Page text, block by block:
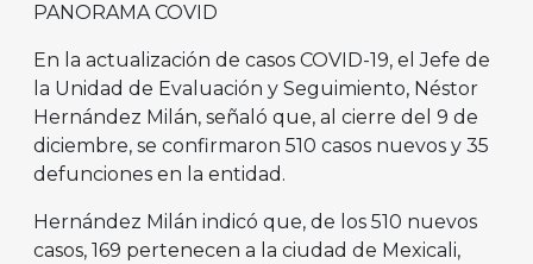
PANORAMA COVID
En la actualización de casos COVID-19, el Jefe de
la Unidad de Evaluación y Seguimiento, Néstor
Hernández Milán, señaló que, al cierre del 9 de
diciembre, se confirmaron 510 casos nuevos y 35
defunciones en la entidad.
Hernández Milán indicó que, de los 510 nuevos
casos, 169 pertenecen a la ciudad de Mexicali,